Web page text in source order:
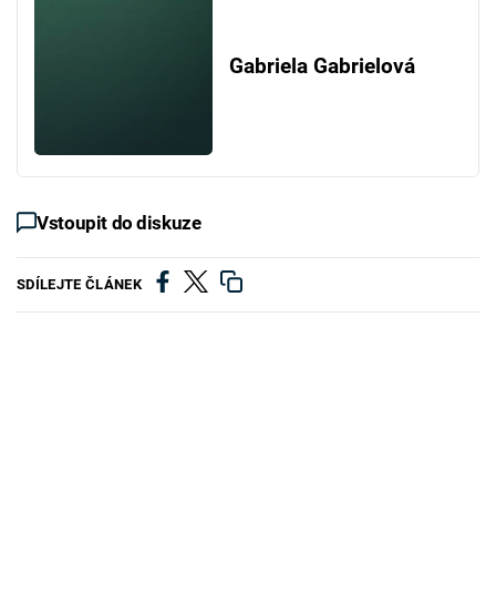
Gabriela Gabrielová
Vstoupit do diskuze
SDÍLEJTE ČLÁNEK